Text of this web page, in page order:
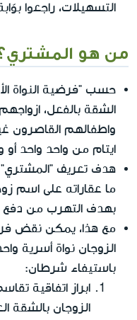
التسهيلات، راجعوا
من هو
حسب "فرضية النواة
الشقة بالفعل،
واطفالهم القاصرون
ايتام من واحد واحد أو
هدف تعريف
ما عقاراته على اسم
بهدف التهرب من دفع
مع هذا، يمكن نقض
الزوجان نواة أسرية
باستيفاء شرطان:
ابراز اتفاقية
الزوجان بالشقة